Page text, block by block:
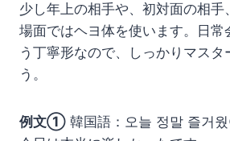
少し年上の相手や、初対面の相手
場面ではヘヨ体を使います。日常
う丁寧形なので、しっかりマスタ
う。
例文① 韓国語：오늘 정말 즐거